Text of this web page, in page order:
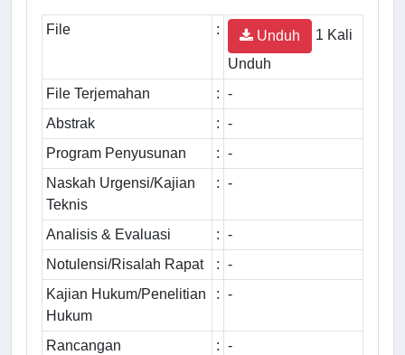
File : Unduh
1 Kali
Unduh
File Terjemahan
: -
Abstrak
: -
Program Penyusunan
: -
Naskah Urgensi/Kajian
Teknis
: -
Analisis & Evaluasi : -
Notulensi/Risalah Rapat
: -
Kajian Hukum/Penelitian
Hukum
: -
Rancangan : -